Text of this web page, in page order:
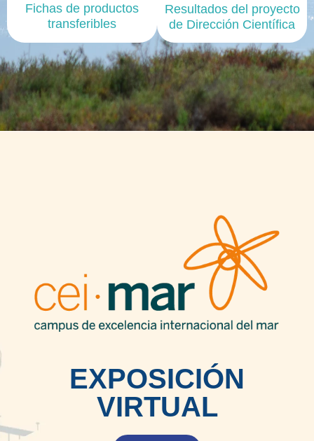
Fichas de productos
transferibles
Resultados del proyecto
de Dirección Científica
EXPOSICIÓN
VIRTUAL